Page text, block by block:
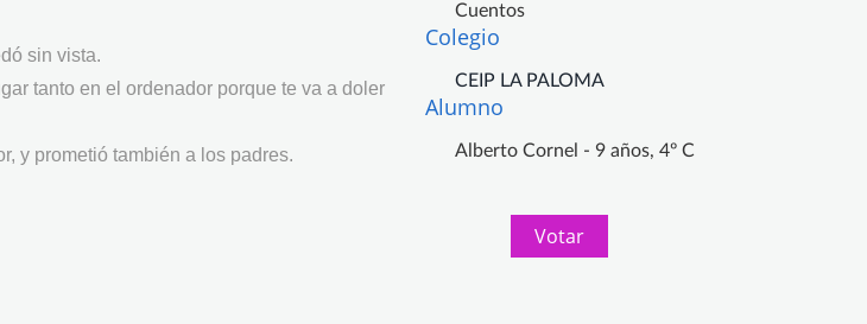
sin vista.
tanto en el ordenador porque te va a doler
y prometió también a los padres.
Cuentos
Colegio
CEIP LA PALOMA
Alumno
Alberto Cornel - 9 años, 4º C
Votar